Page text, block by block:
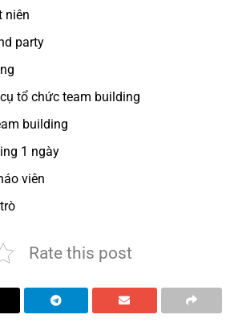
niên
party
tổ chức team building
building
1 ngày
viên
Rate this post